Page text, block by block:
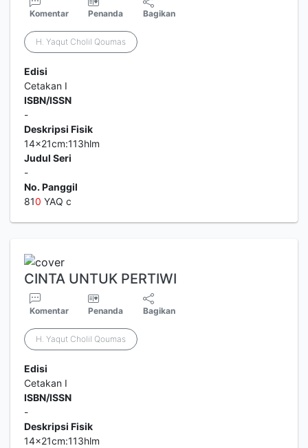
Komentar Penanda Bagikan
H. Yaqut Cholil Qoumas
Edisi
Cetakan I
ISBN/ISSN
-
Deskripsi Fisik
14x21cm:113hlm
Judul Seri
-
No. Panggil
810 YAQ c
CINTA UNTUK PERTIWI
Komentar Penanda Bagikan
H. Yaqut Cholil Qoumas
Edisi
Cetakan I
ISBN/ISSN
-
Deskripsi Fisik
14x21cm:113hlm